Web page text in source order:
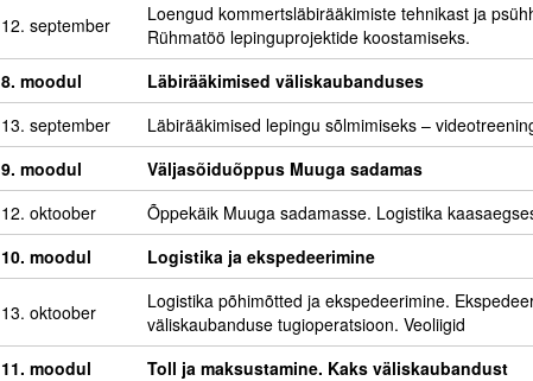
12. september
Loengud kommertsläbirääkimiste tehnikast ja
Rühmatöö lepinguprojektide koostamiseks.
8. moodul
Läbirääkimised väliskaubanduses
13. september
Läbirääkimised lepingu sõlmimiseks –
9. moodul
Väljasõiduõppus Muuga sadamas
12. oktoober
Õppekäik Muuga sadamasse. Logistika
10. moodul
Logistika ja ekspedeerimine
13. oktoober
Logistika põhimõtted ja ekspedeerimine.
väliskaubanduse tugioperatsioon. Veoliigid
11. moodul Toll ja maksustamine. Kaks väliskaubandust